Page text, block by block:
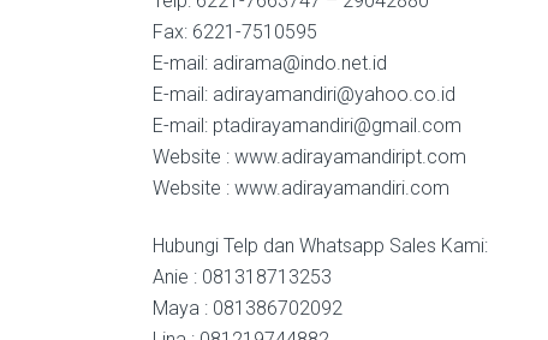
Fax: 6221-7510595
E-mail: adirama@indo.net.id
E-mail: adirayamandiri@yahoo.co.id
E-mail: ptadirayamandiri@gmail.com
Website : www.adirayamandiript.com
Website : www.adirayamandiri.com
Hubungi Telp dan Whatsapp Sales Kami:
Anie : 081318713253
Maya : 081386702092